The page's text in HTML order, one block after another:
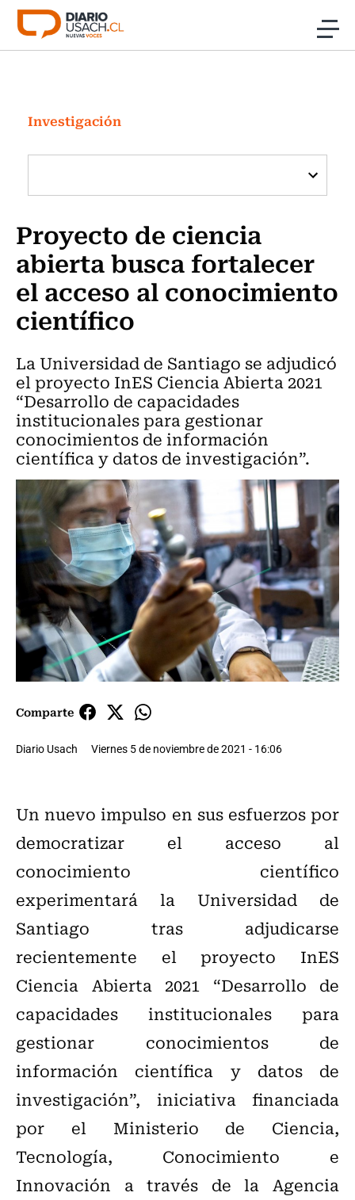
Click acá para ir directamente al contenido
Investigación
Cultura
Programas Radio y TV Usach
Investigación
Proyecto de ciencia
abierta busca fortalecer
el acceso al conocimiento
científico
La Universidad de Santiago se adjudicó
el proyecto InES Ciencia Abierta 2021
“Desarrollo de capacidades
institucionales para gestionar
conocimientos de información
científica y datos de investigación”.
Comparte
Diario Usach Viernes 5 de noviembre de 2021 - 16:06
Un nuevo impulso en sus esfuerzos por
democratizar el acceso al
conocimiento científico
experimentará la Universidad de
Santiago tras adjudicarse
recientemente el proyecto InES
Ciencia Abierta 2021 “Desarrollo de
capacidades institucionales para
gestionar conocimientos de
información científica y datos de
investigación”, iniciativa financiada
por el Ministerio de Ciencia,
Tecnología, Conocimiento e
Innovación a través de la Agencia